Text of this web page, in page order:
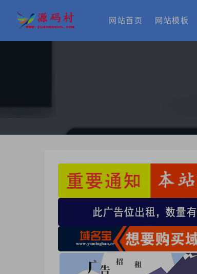
网站首页 网站模板